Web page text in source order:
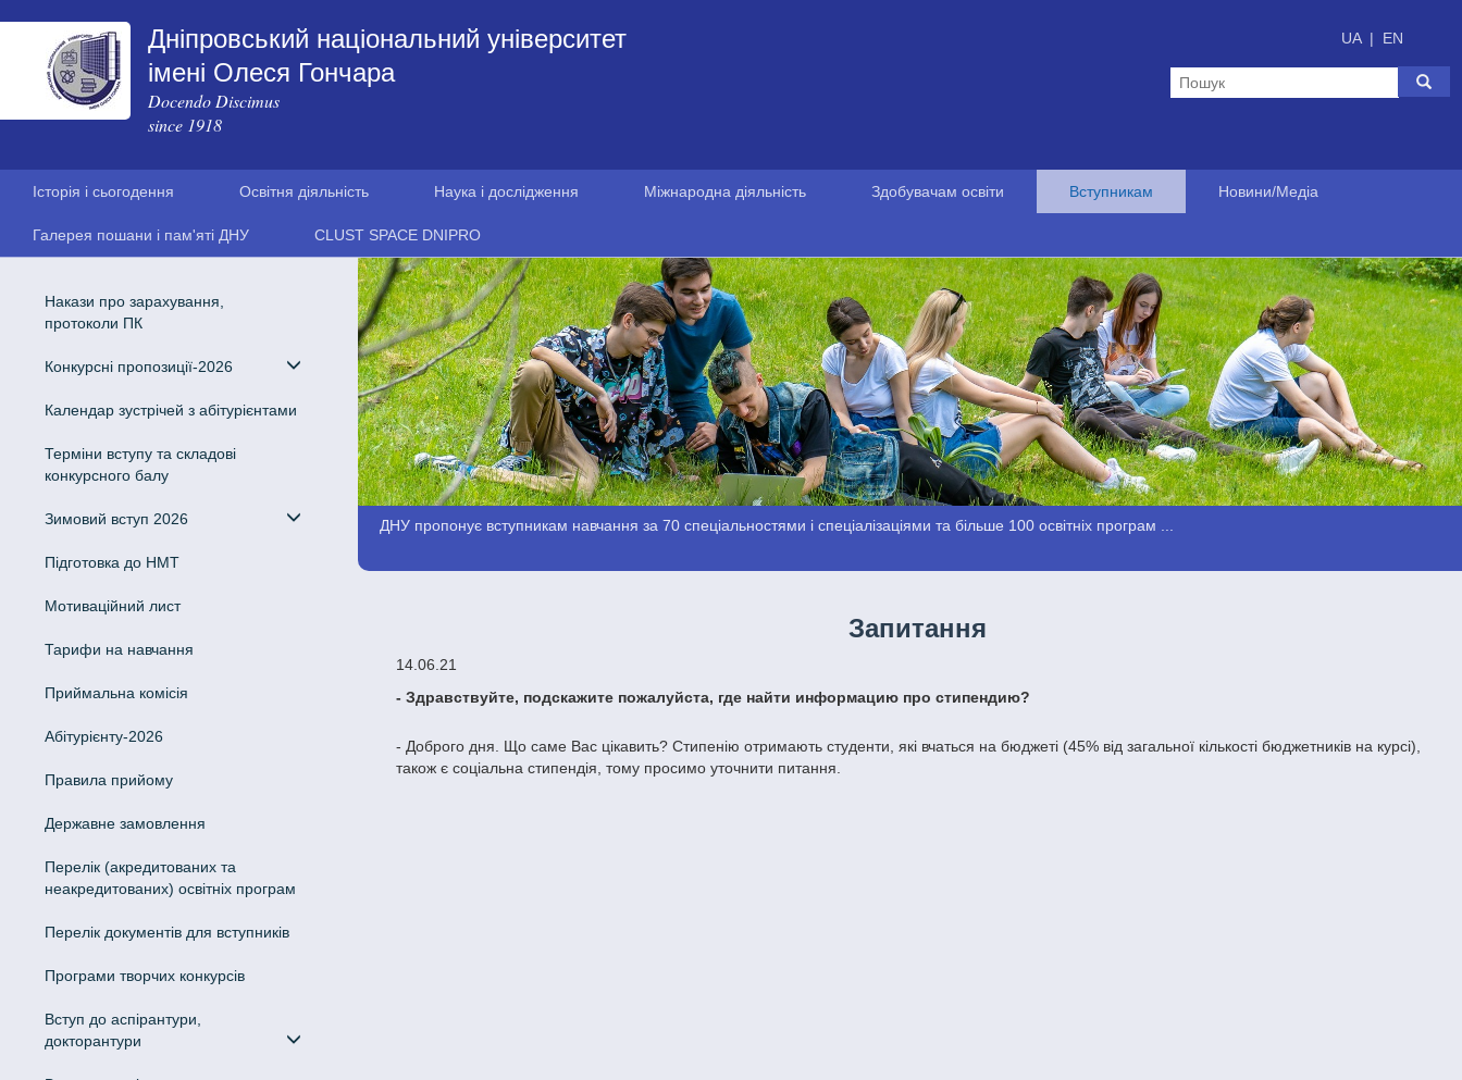
Дніпровський національний університет
імені Олеся Гончара
Docendo Discimus
since 1918
UA | EN
Історія і сьогодення Освітня діяльність Наука і дослідження Міжнародна діяльність Здобувачам освіти Вступникам Новини/Медіа
Галерея пошани і пам'яті ДНУ CLUST SPACE DNIPRO
Накази про зарахування,
протоколи ПК
Конкурсні пропозиції-2026
Календар зустрічей з абітурієнтами
Терміни вступу та складові
конкурсного балу
Зимовий вступ 2026
Підготовка до НМТ
Мотиваційний лист
Тарифи на навчання
Приймальна комісія
Абітурієнту-2026
Правила прийому
Державне замовлення
Перелік (акредитованих та
неакредитованих) освітніх програм
Перелік документів для вступників
Програми творчих конкурсiв
Вступ до аспірантури,
докторантури
ДНУ пропонує вступникам навчання за 70 спеціальностями і спеціалізаціями та більше 100 освітніх програм ...
Запитання
14.06.21
- Здравствуйте, подскажите пожалуйста, где найти информацию про стипендию?
- Доброго дня. Що саме Вас цікавить? Стипенію отримають студенти, які вчаться на бюджеті (45% від загальної кількості бюджетників на курсі),
також є соціальна стипендія, тому просимо уточнити питання.